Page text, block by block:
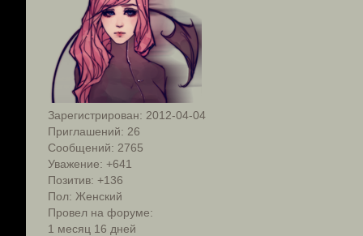
Зарегистрирован: 2012-04-04
Приглашений: 26
Сообщений: 2765
Уважение: +641
Позитив: +136
Пол: Женский
Провел на форуме:
1 месяц 16 дней